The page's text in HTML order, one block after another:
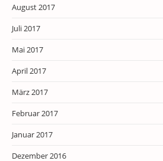
August 2017
Juli 2017
Mai 2017
April 2017
März 2017
Februar 2017
Januar 2017
Dezember 2016